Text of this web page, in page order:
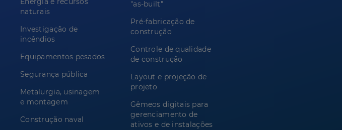
naturais
Investigação de
incêndios
Equipamentos pesados
Segurança pública
Metalurgia, usinagem
e montagem
Construção naval
"as-built"
Pré-fabricação de
construção
Controle de qualidade
de construção
Layout e projeção de
projeto
Gêmeos digitais para
gerenciamento de
ativos e de instalações